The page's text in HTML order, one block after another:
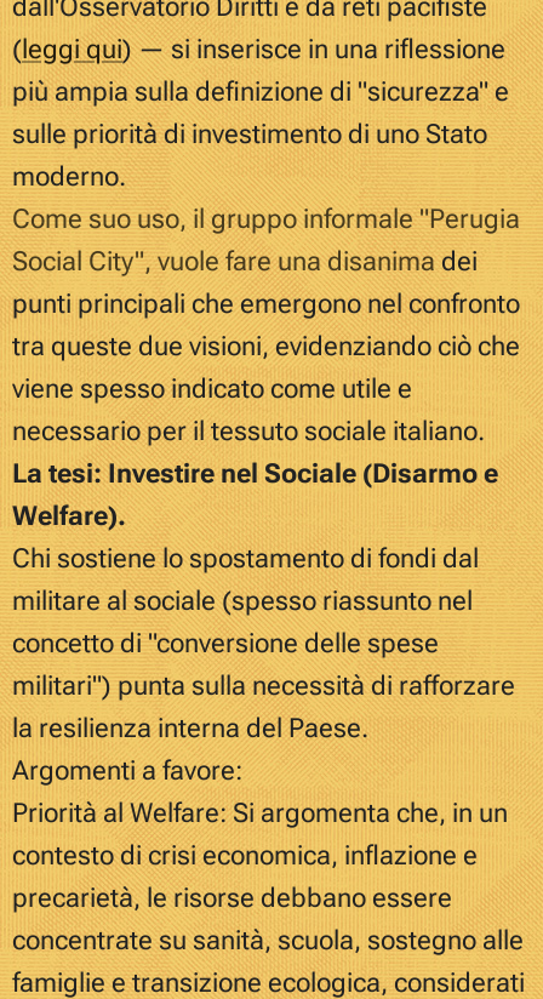
(leggi qui)— si inserisce in una riflessione
più ampia sulla definizione di "sicurezza" e
sulle priorità di investimento di uno Stato
moderno.
Come suo uso, il gruppo informale "Perugia
Social City", vuole fare una disanimadei
punti principali che emergono nel confronto
tra queste due visioni, evidenziando ciò che
viene spesso indicato come utile e
necessario per il tessuto sociale italiano.
La tesi: Investire nel Sociale (Disarmo e
Welfare).
Chi sostiene lo spostamento di fondi dal
militare al sociale (spesso riassunto nel
concetto di "conversione delle spese
militari") punta sulla necessità di rafforzare
la resilienza interna del Paese.
Argomenti a favore:
Priorità al Welfare: Si argomenta che, in un
contesto di crisi economica, inflazione e
precarietà, le risorse debbano essere
concentrate su sanità, scuola, sostegno alle
famiglie e transizione ecologica, considerati